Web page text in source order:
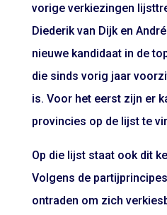
vorige verkiezingen
Diederik van Dijk en
nieuwe kandidaat in de
die sinds vorig jaar
is. Voor het eerst zijn er
provincies op de lijst te
Op die lijst staat ook dit
Volgens de
ontraden om zich